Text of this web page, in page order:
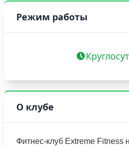
О клубе
Фитнес-клуб Extreme Fitness
Режим работы